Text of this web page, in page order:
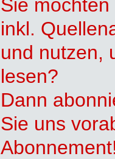
Sie
inkl.
und nutzen,
lesen?
Dann
Sie uns